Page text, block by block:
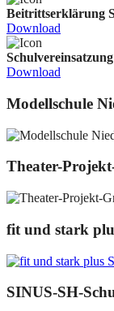
Beitrittserklärung
Download
Schulvereinsatzung
Download
Modellschule
Theater-
fit und stark
SINUS-SH-